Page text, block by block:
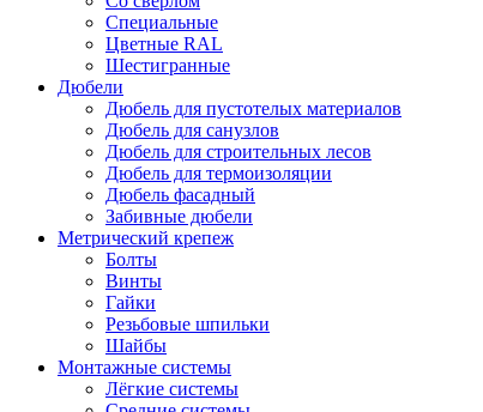
Специальные
Цветные RAL
Шестигранные
Дюбели
Дюбель для пустотелых материалов
Дюбель для санузлов
Дюбель для строительных лесов
Дюбель для термоизоляции
Дюбель фасадный
Забивные дюбели
Метрический крепеж
Болты
Винты
Гайки
Резьбовые шпильки
Шайбы
Монтажные системы
Лёгкие системы